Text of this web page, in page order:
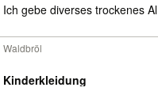
Ich gebe diverses trockenes Al
Waldbröl
Kinderkleidung